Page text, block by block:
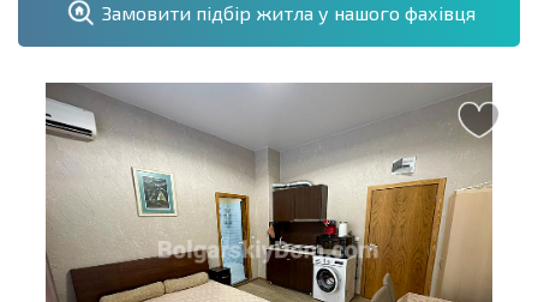
Замовити підбір житла у нашого фахівця